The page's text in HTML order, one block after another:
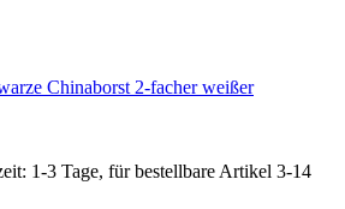
Chinaborst 2-facher weißer
1-3 Tage, für bestellbare Artikel 3-14